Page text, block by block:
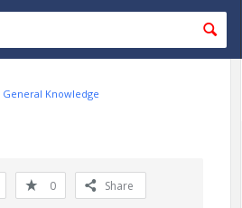
General Knowledge
0 Share